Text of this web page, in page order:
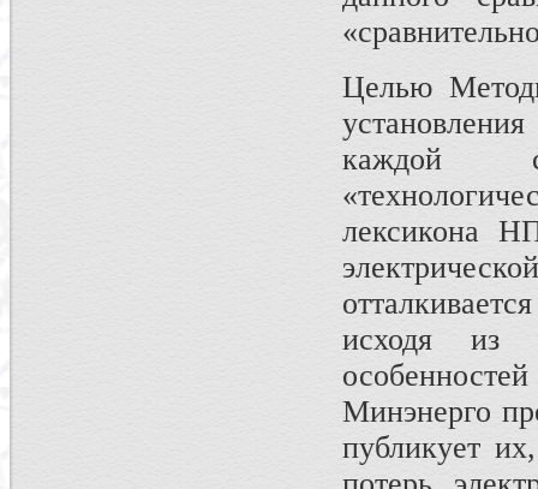
Целью
каждой
лексикона
исходя из
Минэнерго
публикует